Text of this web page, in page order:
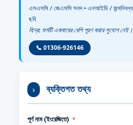
এসএসসি / জেএসসি সনদ • এনআইডি /
ছবি
বি:দ্র: ফর্মটি একবারের বেশি পূরণ করার সুযোগ নেই।
📞 01306-926146
১ ব্যক্তিগত তথ্য
পূর্ণ নাম (ইংরেজিতে) *